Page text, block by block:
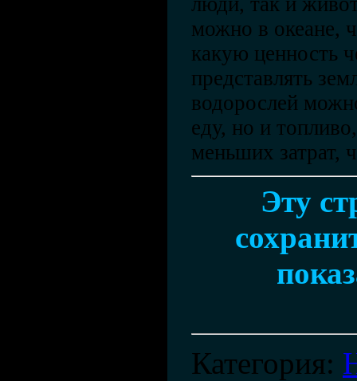
можно в океане,
какую ценность
представлять
водорослей
еду, но и
меньших затрат,
Эту
Категория: